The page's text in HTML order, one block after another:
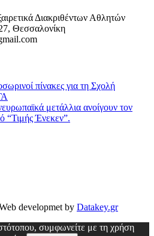
Διακριθέντων Αθλητών
Θεσσαλονίκη
πίνακες για τη Σχολή
μετάλλια ανοίγουν τον
“Τιμής Ένεκεν”.
developmet by Datakey.gr
συμφωνείτε με τη χρήση